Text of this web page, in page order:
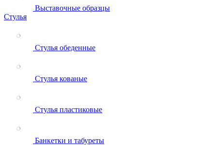
Выставочные образцы
Стулья
Стулья обеденные
Стулья кованые
Стулья пластиковые
Банкетки и табуреты